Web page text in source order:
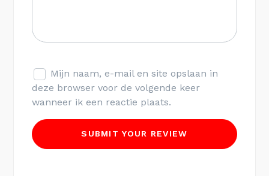
Mijn naam, e-mail en site opslaan in
deze browser voor de volgende keer
wanneer ik een reactie plaats.